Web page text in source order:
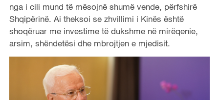
nga i cili mund të mësojnë shumë vende, përfshirë
Shqipërinë. Ai theksoi se zhvillimi i Kinës është
shoqëruar me investime të dukshme në mirëqenie,
arsim, shëndetësi dhe mbrojtjen e mjedisit.